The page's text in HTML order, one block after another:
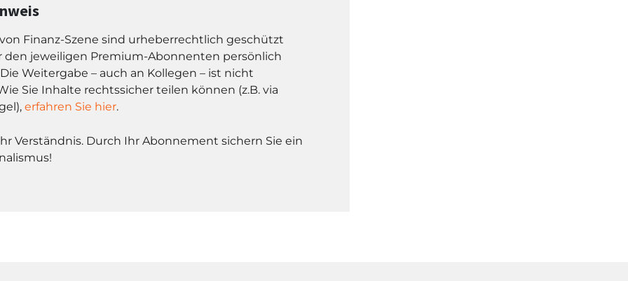
Finanz-Szene sind urheberrechtlich geschützt
den jeweiligen Premium-Abonnenten persönlich
Weitergabe – auch an Kollegen – ist nicht
Sie Inhalte rechtssicher teilen können (z.B. via
erfahren Sie hier.
Verständnis. Durch Ihr Abonnement sichern Sie ein